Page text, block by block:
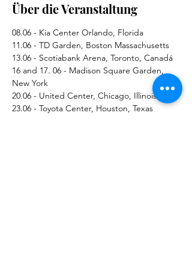
Über die Veranstaltung
08.06 - Kia Center Orlando, Florida
11.06 - TD Garden, Boston Massachusetts
13.06 - Scotiabank Arena, Toronto, Canadá
16 and 17. 06 - Madison Square Garden,
New York
20.06 - United Center, Chicago, Illinois
23.06 - Toyota Center, Houston, Texas